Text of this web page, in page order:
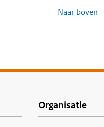
Naar boven
Organisatie